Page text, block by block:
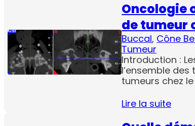
Oncologie
de tumeur
Buccal, Cône
Tumeur
Introduction :
l’ensemble des
tumeurs chez
Lire la suite